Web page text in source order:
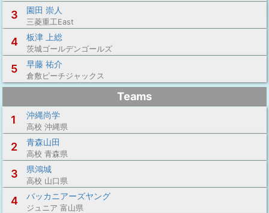
3 園田 崇人
三菱重工East
4 板津 上総
茨城ゴールデンゴールズ
5 早藤 祐介
倉敷ピーチジャックス
Teams
1
沖縄尚学
高校 沖縄県
2 青森山田
高校 青森県
3 県鴻城
高校 山口県
4 バッカニアーズヤング
ジュニア 富山県